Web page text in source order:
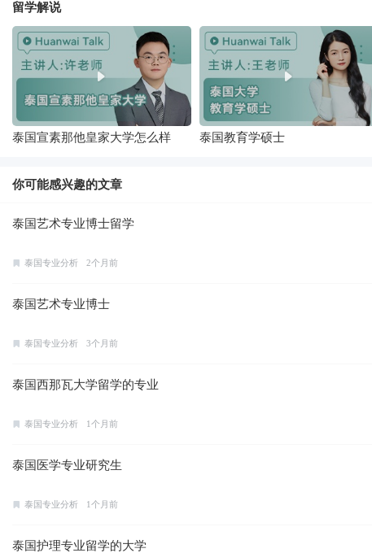
留学解说
泰国宣素那他皇家大学怎么样 泰国教育学硕士
你可能感兴趣的文章
泰国艺术专业博士留学
泰国专业分析 2个月前
泰国艺术专业博士
泰国专业分析 3个月前
泰国西那瓦大学留学的专业
泰国专业分析 1个月前
泰国医学专业研究生
泰国专业分析 1个月前
泰国护理专业留学的大学